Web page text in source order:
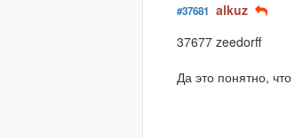
#37681 alkuz
37677 zeedorff
Да это понятно,